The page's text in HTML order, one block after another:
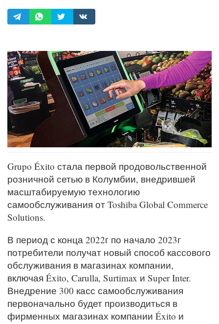
Grupo Éxito стала первой продовольственной
розничной сетью в Колумбии, внедрившей
масштабируемую технологию
самообслуживания от Toshiba Global Commerce
Solutions.
В период с конца 2022г по начало 2023г
потребители получат новый способ кассового
обслуживания в магазинах компании,
включая Éxito, Carulla, Surtimax и Super Inter.
Внедрение 300 касс самообслуживания
первоначально будет производиться в
фирменных магазинах компании Éxito и